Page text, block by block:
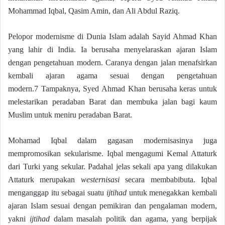
Mohammad Iqbal, Qasim Amin, dan Ali Abdul Raziq.
Pelopor modernisme di Dunia Islam adalah Sayid Ahmad Khan
yang lahir di India. Ia berusaha menyelaraskan ajaran Islam
dengan pengetahuan modern. Caranya dengan jalan menafsirkan
kembali ajaran agama sesuai dengan pengetahuan
modern.7 Tampaknya, Syed Ahmad Khan berusaha keras untuk
melestarikan peradaban Barat dan membuka jalan bagi kaum
Muslim untuk meniru peradaban Barat.
Mohamad Iqbal dalam gagasan modernisasinya juga
mempromosikan sekularisme. Iqbal mengagumi Kemal Attaturk
dari Turki yang sekular. Padahal jelas sekali apa yang dilakukan
Attaturk merupakan westernisasisecara membabibuta. Iqbal
menganggap itu sebagai suatu ijtihaduntuk menegakkan kembali
ajaran Islam sesuai dengan pemikiran dan pengalaman modern,
yakni ijtihaddalam masalah politik dan agama, yang berpijak